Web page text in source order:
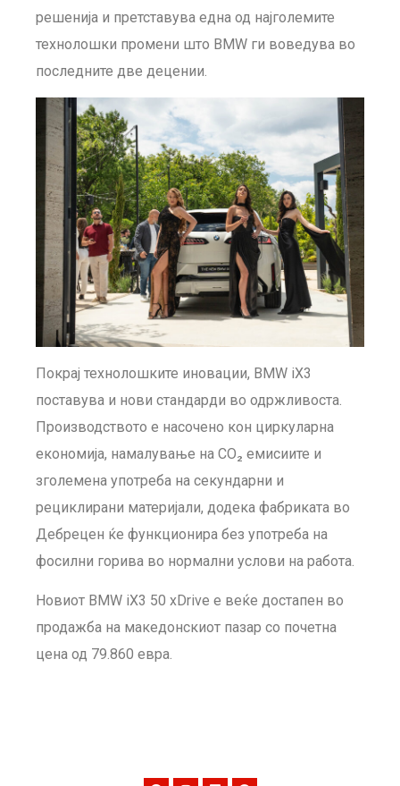
решенија и претставува една од најголемите
технолошки промени што BMW ги воведува во
последните две децении.
Покрај технолошките иновации, BMW iX3
поставува и нови стандарди во одржливоста.
Производството е насочено кон циркуларна
економија, намалување на CO₂ емисиите и
зголемена употреба на секундарни и
рециклирани материјали, додека фабриката во
Дебрецен ќе функционира без употреба на
фосилни горива во нормални услови на работа.
Новиот BMW iX3 50 xDrive е веќе достапен во
продажба на македонскиот пазар со почетна
цена од 79.860 евра.